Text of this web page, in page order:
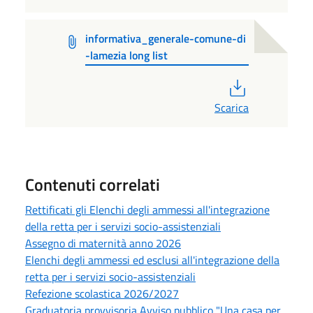
informativa_generale-comune-di
-lamezia long list
Scarica
Contenuti correlati
Rettificati gli Elenchi degli ammessi all'integrazione
della retta per i servizi socio-assistenziali
Assegno di maternità anno 2026
Elenchi degli ammessi ed esclusi all'integrazione della
retta per i servizi socio-assistenziali
Refezione scolastica 2026/2027